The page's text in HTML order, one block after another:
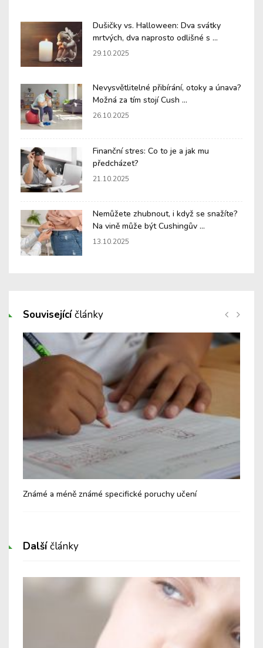
Dušičky vs. Halloween: Dva svátky
mrtvých, dva naprosto odlišné s ...
29.10.2025
Nevysvětlitelné přibírání, otoky a únava?
Možná za tím stojí Cush ...
26.10.2025
Finanční stres: Co to je a jak mu
předcházet?
21.10.2025
Nemůžete zhubnout, i když se snažíte?
Na vině může být Cushingův ...
13.10.2025
Souvisejícíčlánky
Známé a méně známé specifické poruchy učení
Dalšíčlánky